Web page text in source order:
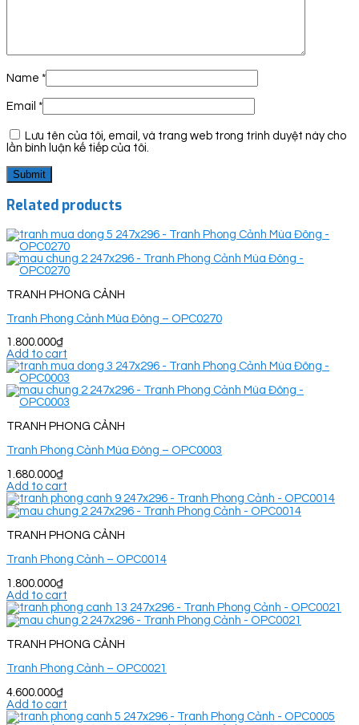
Name *
Email *
Lưu tên của tôi, email, và trang web trong trình duyệt này cho
lần bình luận kế tiếp của tôi.
Related products
TRANH PHONG CẢNH
Tranh Phong Cảnh Mùa Đông – OPC0270
1.800.000₫
Add to cart
TRANH PHONG CẢNH
Tranh Phong Cảnh Mùa Đông – OPC0003
1.680.000₫
Add to cart
TRANH PHONG CẢNH
Tranh Phong Cảnh – OPC0014
1.800.000₫
Add to cart
TRANH PHONG CẢNH
Tranh Phong Cảnh – OPC0021
4.600.000₫
Add to cart